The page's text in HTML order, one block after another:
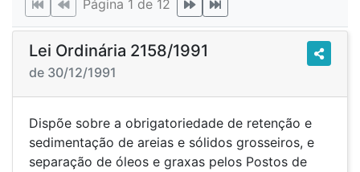
Página 1 de 12
Lei Ordinária 2158/1991
de 30/12/1991
Dispõe sobre a obrigatoriedade de retenção e
sedimentação de areias e sólidos grosseiros, e
separação de óleos e graxas pelos Postos de